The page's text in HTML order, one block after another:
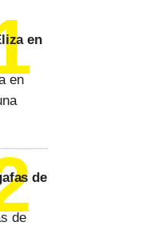
en
en
de
de